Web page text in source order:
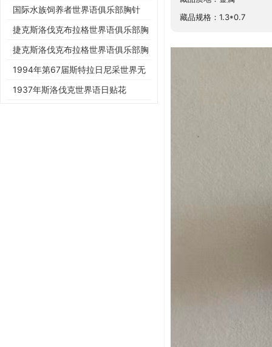
国际水族饲养者世界语俱乐部胸针
捷克斯洛伐克布拉格世界语俱乐部胸
针
捷克斯洛伐克布拉格世界语俱乐部胸
针
1994年第67届斯特拉日尼采世界无
民族协会大会明信片
1937年斯洛伐克世界语日贴花
藏品规格：1.3*0.7